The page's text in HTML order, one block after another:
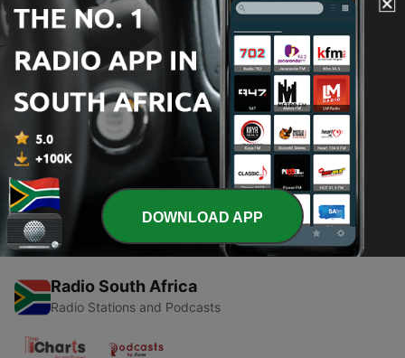
Episodes
2 - MED- FATORES DA LOGÍSTICA
25 Jun 2020
1 -
VENDA, PÓS VENDA E FATORES QUE INFLUENCIAM
O PROCESO.
25 Jun 2020
Radio South Africa
Radio Stations and Podcasts
DOWNLOAD APP